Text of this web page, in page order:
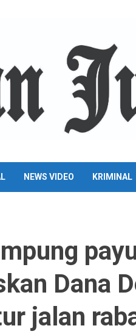
NEWS VIDEO KRIMINAL
Dana
jalan